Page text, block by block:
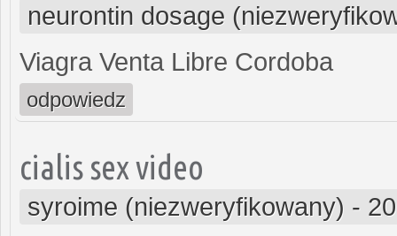
neurontin dosage
Viagra Venta Libre Cordoba
odpowiedz
cialis sex video
syroime (niezweryfikowany) -